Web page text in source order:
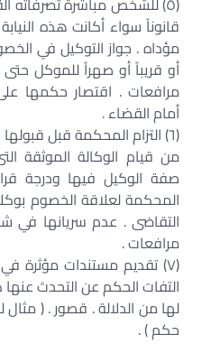
قانوناً سواء أكانت هذه
مؤداه . جواز التوكيل في
مرافعات . اقتصار حكمها
أمام القضاء .
(٦) التزام المحكمة قبل
من قيام الوكالة الموثقة
صفة الوكيل فيها ودرجة
المحكمة لعلاقة الخصوم
مرافعات .
(٧) تقديم مستندات مؤثرة
التفات الحكم عن التحدث
لها من الدلالة . قصور . (
حكم ) .